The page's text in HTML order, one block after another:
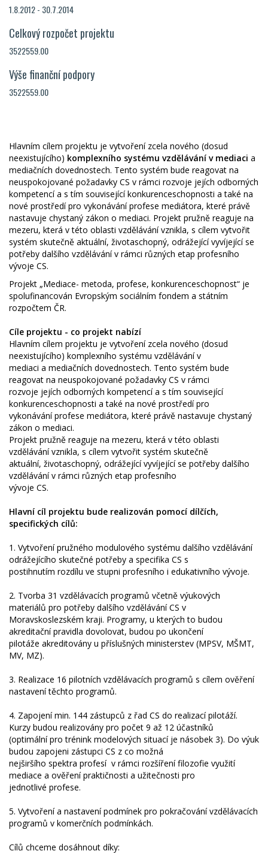
1.8.2012 - 30.7.2014
Celkový rozpočet projektu
3522559.00
Výše finanční podpory
3522559.00
Hlavním cílem projektu je vytvoření zcela nového (dosud
neexistujícího) komplexního systému vzdělávání v mediaci a
mediačních dovednostech. Tento systém bude reagovat na
neuspokojované požadavky CS v rámci rozvoje jejích odborných
kompetencí a s tím související konkurenceschopnosti a také na
nové prostředí pro vykonávání profese mediátora, které právě
nastavuje chystaný zákon o mediaci. Projekt pružně reaguje na
mezeru, která v této oblasti vzdělávání vznikla, s cílem vytvořit
systém skutečně aktuální, životaschopný, odrážející vyvíjející se
potřeby dalšího vzdělávání v rámci různých etap profesního
vývoje CS.
Projekt „Mediace- metoda, profese, konkurenceschopnost“ je
spolufinancován Evropským sociálním fondem a státním
rozpočtem ČR.
Cíle projektu - co projekt nabízí
Hlavním cílem projektu je vytvoření zcela nového (dosud
neexistujícího) komplexního systému vzdělávání v
mediaci a mediačních dovednostech. Tento systém bude
reagovat na neuspokojované požadavky CS v rámci
rozvoje jejích odborných kompetencí a s tím související
konkurenceschopnosti a také na nové prostředí pro
vykonávání profese mediátora, které právě nastavuje chystaný
zákon o mediaci.
Projekt pružně reaguje na mezeru, která v této oblasti
vzdělávání vznikla, s cílem vytvořit systém skutečně
aktuální, životaschopný, odrážející vyvíjející se potřeby dalšího
vzdělávání v rámci různých etap profesního
vývoje CS.
Hlavní cíl projektu bude realizován pomocí dílčích,
specifických cílů:
1. Vytvoření pružného modulového systému dalšího vzdělávání
odrážejícího skutečné potřeby a specifika CS s
postihnutím rozdílu ve stupni profesního i edukativního vývoje.
2. Tvorba 31 vzdělávacích programů včetně výukových
materiálů pro potřeby dalšího vzdělávání CS v
Moravskoslezském kraji. Programy, u kterých to budou
akreditační pravidla dovolovat, budou po ukončení
pilotáže akreditovány u příslušných ministerstev (MPSV, MŠMT,
MV, MZ).
3. Realizace 16 pilotních vzdělávacích programů s cílem ověření
nastavení těchto programů.
4. Zapojení min. 144 zástupců z řad CS do realizací pilotáží.
Kurzy budou realizovány pro počet 9 až 12 účastníků
(optimální pro trénink modelových situací je násobek 3). Do výuk
budou zapojeni zástupci CS z co možná
nejširšího spektra profesí ­ v rámci rozšíření filozofie využití
mediace a ověření praktičnosti a užitečnosti pro
jednotlivé profese.
5. Vytvoření a nastavení podmínek pro pokračování vzdělávacích
programů v komerčních podmínkách.
Cílů chceme dosáhnout díky: